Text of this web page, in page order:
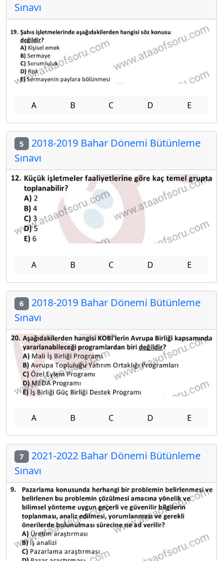
Sınavı
A B C D E
5 2018-2019 Bahar Dönemi Bütünleme
Sınavı
A B C D E
6 2018-2019 Bahar Dönemi Bütünleme
Sınavı
A B C D E
7 2021-2022 Bahar Dönemi Bütünleme
Sınavı